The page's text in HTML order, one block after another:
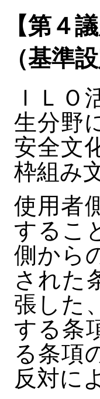
【第４
（基準
ＩＬＯ
生分野
安全文
枠組み
使用者
するこ
側から
された
張した
する条
る条項
反対に